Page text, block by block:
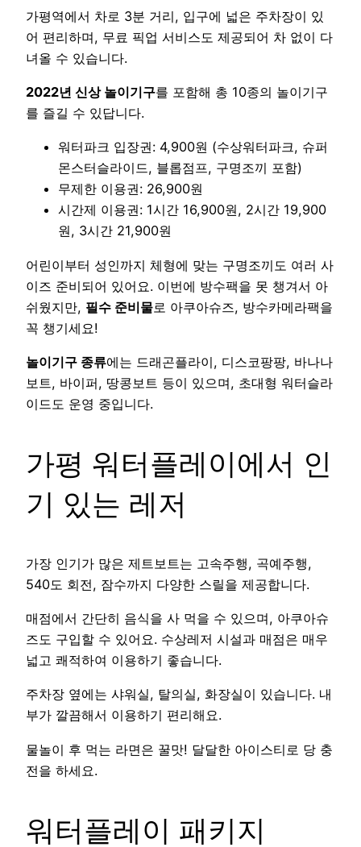
가평역에서 차로 3분 거리, 입구에 넓은 주차장이 있
어 편리하며, 무료 픽업 서비스도 제공되어 차 없이 다
녀올 수 있습니다.
2022년 신상 놀이기구를 포함해 총 10종의 놀이기구
를 즐길 수 있답니다.
워터파크 입장권: 4,900원 (수상워터파크, 슈퍼
몬스터슬라이드, 블롭점프, 구명조끼 포함)
무제한 이용권: 26,900원
시간제 이용권: 1시간 16,900원, 2시간 19,900
원, 3시간 21,900원
어린이부터 성인까지 체형에 맞는 구명조끼도 여러 사
이즈 준비되어 있어요. 이번에 방수팩을 못 챙겨서 아
쉬웠지만, 필수 준비물로 아쿠아슈즈, 방수카메라팩을
꼭 챙기세요!
놀이기구 종류에는 드래곤플라이, 디스코팡팡, 바나나
보트, 바이퍼, 땅콩보트 등이 있으며, 초대형 워터슬라
이드도 운영 중입니다.
가평 워터플레이에서 인
기 있는 레저
가장 인기가 많은 제트보트는 고속주행, 곡예주행,
540도 회전, 잠수까지 다양한 스릴을 제공합니다.
매점에서 간단히 음식을 사 먹을 수 있으며, 아쿠아슈
즈도 구입할 수 있어요. 수상레저 시설과 매점은 매우
넓고 쾌적하여 이용하기 좋습니다.
주차장 옆에는 샤워실, 탈의실, 화장실이 있습니다. 내
부가 깔끔해서 이용하기 편리해요.
물놀이 후 먹는 라면은 꿀맛! 달달한 아이스티로 당 충
전을 하세요.
워터플레이 패키지